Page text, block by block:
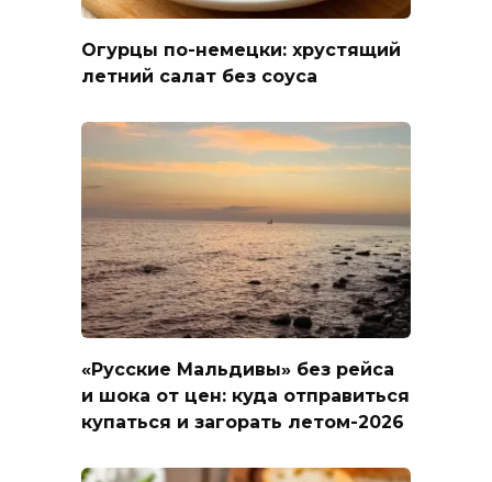
Огурцы по-немецки: хрустящий
летний салат без соуса
«Русские Мальдивы» без рейса
и шока от цен: куда отправиться
купаться и загорать летом-2026